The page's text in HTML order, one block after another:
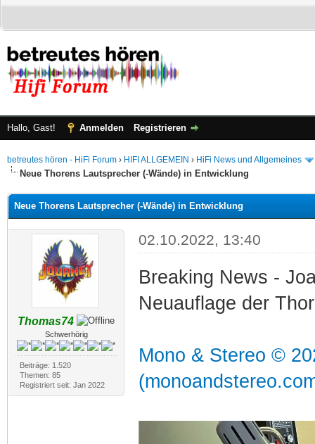
Hallo, Gast! Anmelden Registrieren
betreutes hören - HiFi Forum › HIFI ALLGEMEIN › HiFi News und Allgemeines
Neue Thorens Lautsprecher (-Wände) in Entwicklung
Neue Thorens Lautsprecher (-Wände) in Entwicklung
Thomas74
Schwerhörig
Beiträge: 1.520
Themen: 85
Registriert seit: Jan 2022
02.10.2022, 13:40
Breaking News -
Neuauflage der
Mono & Stereo ©